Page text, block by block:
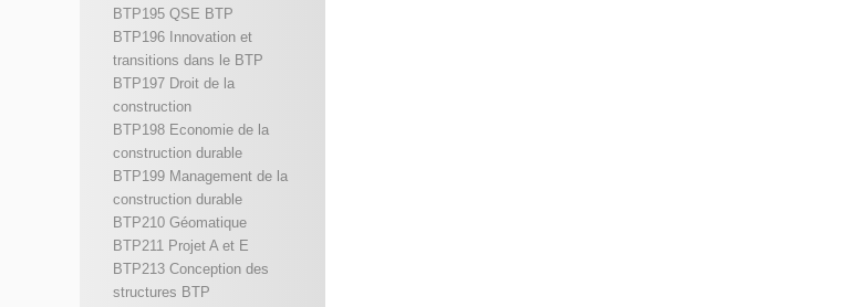
BTP195 QSE BTP
BTP196 Innovation et
transitions dans le BTP
BTP197 Droit de la
construction
BTP198 Economie de la
construction durable
BTP199 Management de la
construction durable
BTP210 Géomatique
BTP211 Projet A et E
BTP213 Conception des
structures BTP